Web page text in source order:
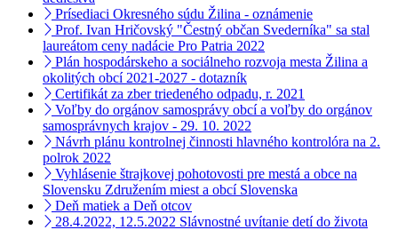
Prísediaci Okresného súdu Žilina - oznámenie
Prof. Ivan Hričovský "Čestný občan Svederníka" sa stal
laureátom ceny nadácie Pro Patria 2022
Plán hospodárskeho a sociálneho rozvoja mesta Žilina a
okolitých obcí 2021-2027 - dotazník
Certifikát za zber triedeného odpadu, r. 2021
Voľby do orgánov samosprávy obcí a voľby do orgánov
samosprávnych krajov - 29. 10. 2022
Návrh plánu kontrolnej činnosti hlavného kontrolóra na 2.
polrok 2022
Vyhlásenie štrajkovej pohotovosti pre mestá a obce na
Slovensku Združením miest a obcí Slovenska
Deň matiek a Deň otcov
28.4.2022, 12.5.2022 Slávnostné uvítanie detí do života